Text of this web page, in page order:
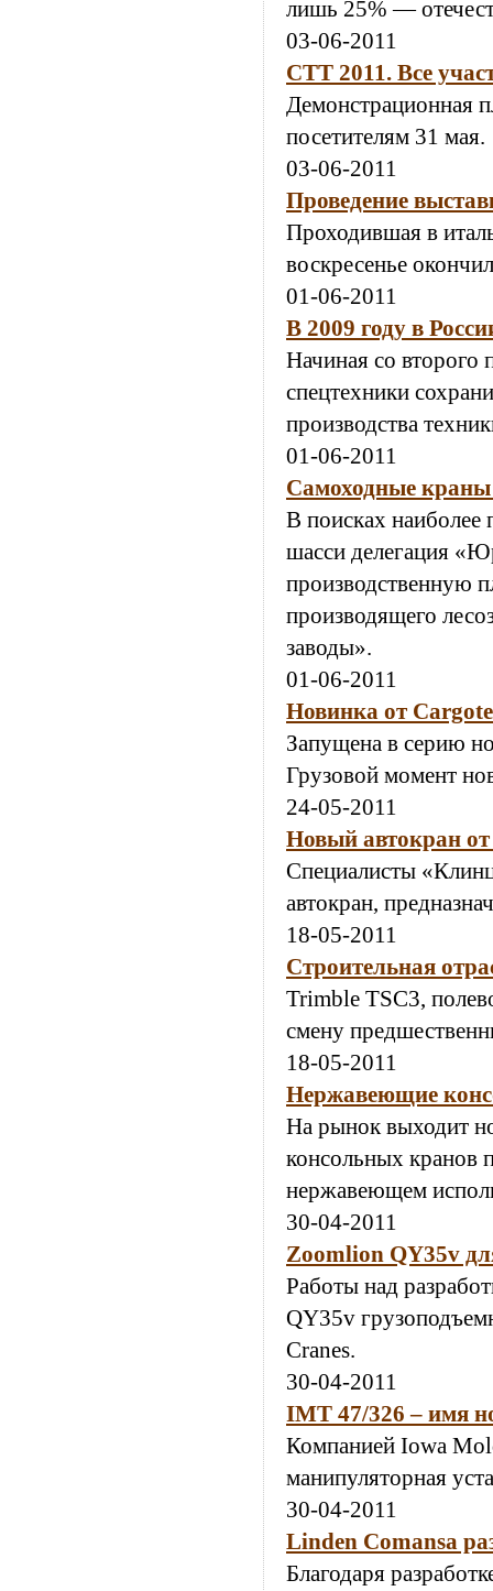
лишь 25% —
03-06-2011
СТТ 2011. Все
Демонстрационная
посетителям 31 мая.
03-06-2011
Проведение
Проходившая в
воскресенье
01-06-2011
В 2009 году в
Начиная со второго
спецтехники
производства
01-06-2011
Самоходные
В поисках наиболее
шасси делегация
производственную
производящего
заводы».
01-06-2011
Новинка от
Запущена в серию
Грузовой момент
24-05-2011
Новый автокран
Специалисты
автокран,
18-05-2011
Строительная
Trimble TSC3,
смену
18-05-2011
Нержавеющие
На рынок выходит
консольных кранов
нержавеющем
30-04-2011
Zoomlion QY35v
Работы над
QY35v
Cranes.
30-04-2011
IMT 47/326 – имя
Компанией Iowa
манипуляторная
30-04-2011
Linden Comansa
Благодаря